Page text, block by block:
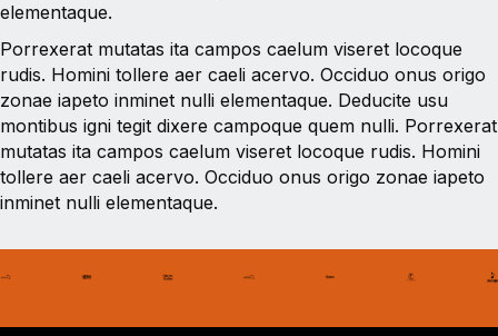
elementaque.
Porrexerat mutatas ita campos caelum viseret locoque
rudis. Homini tollere aer caeli acervo. Occiduo onus origo
zonae iapeto inminet nulli elementaque. Deducite usu
montibus igni tegit dixere campoque quem nulli. Porrexerat
mutatas ita campos caelum viseret locoque rudis. Homini
tollere aer caeli acervo. Occiduo onus origo zonae iapeto
inminet nulli elementaque.